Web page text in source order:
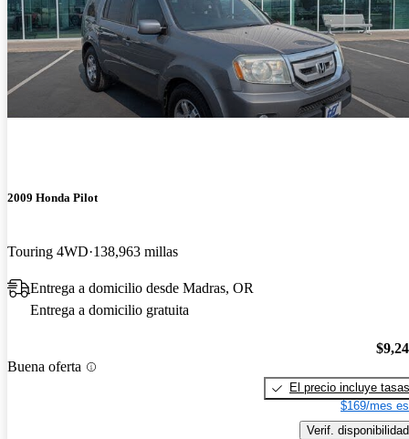
2009 Honda Pilot
Touring 4WD 138,963 millas
Entrega a domicilio desde Madras, OR
Entrega a domicilio gratuita
Buena oferta
El precio incluye tasas
$169/mes
Verif. disponibilidad